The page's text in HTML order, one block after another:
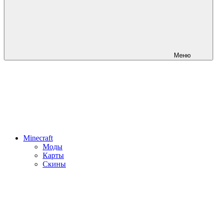
Меню
Minecraft
Моды
Карты
Скины